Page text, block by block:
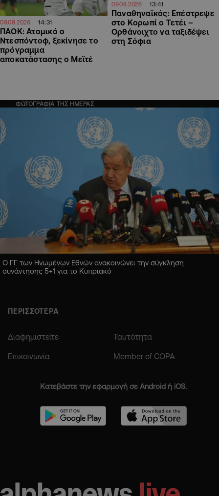
09.08.2026 14:31
ΠΑΟΚ: Ατομικό ο
Ντεσπόντοφ, ξεκίνησε το
πρόγραμμα
αποκατάστασης ο Μεϊτέ
09.08.2026 13:41
Παναθηναϊκός: Επέστρεψε
στο Κορωπί ο Τετέι –
Ορθάνοιχτο να ταξιδέψει
στη Σόφια
ΦΩΤΟΓΡΑΦΙΑ ΤΗΣ ΗΜΕΡΑΣ
Ο ΓΓ των Ηνωμένων Εθνών ανακοινώνει την σύγκληση
συνάντησης 5+1 για το Κυπριακό
ΠΕΡΙΣΣΟΤΕΡΑ
Διαφημιστείτε Ταυτότητα
Επικοινωνία Member of COPA
Κατεβάστε την εφαρμογή σε Android ή iOS.